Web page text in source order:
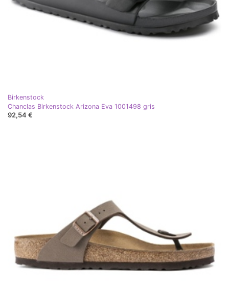
Birkenstock
Chanclas Birkenstock Arizona Eva 1001498 gris
92,54 €